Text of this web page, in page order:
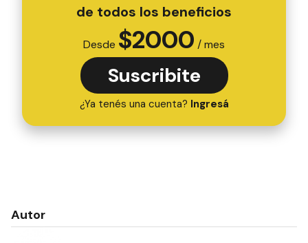
de todos los beneficios
Desde $2000 / mes
Suscribite
¿Ya tenés una cuenta? Ingresá
Autor